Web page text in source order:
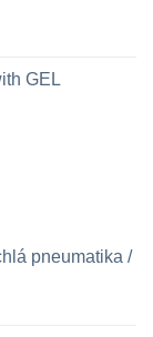
GEL
pneumatika /